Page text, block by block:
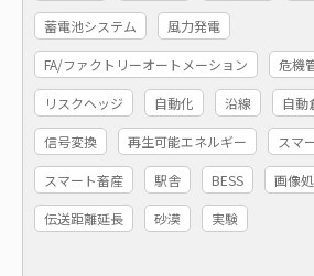
蓄電池システム 風力発電
FA/ファクトリーオートメーション 危機
リスクヘッジ 自動化 沿線 自動
信号変換 再生可能エネルギー スマ
スマート畜産 駅舎 BESS 画像
伝送距離延長 砂漠 実験